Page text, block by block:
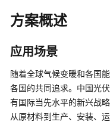
云
芯
EDA
服
务
解
决
方案概述
应用场景
随着全球气候变暖和各国
各国的共同追求。中国光
有国际当先水平的新兴战
从原材料到生产、安装、